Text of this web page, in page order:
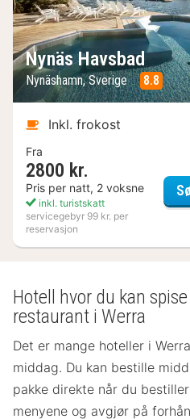
Nynäs Havsbad
Nynäshamn, Sverige 8.8
Inkl. frokost
Fra
2800 kr.
Pris per natt, 2 voksne
inkl. turistskatt
servicegebyr 99 kr. per
reservasjon
Hotell hvor du kan
restaurant i Werra
Det er mange hoteller i
middag. Du kan bestille
pakke direkte når du
menyene og avgjør på